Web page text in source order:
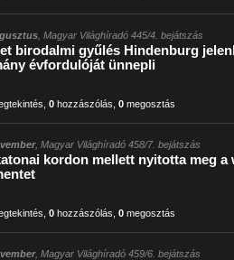
, Magyar Világhíradó 445/4. bejátszás
birodalmi gyűlés Hindenburg
évfordulóját ünnepli
0hozzászólás 0megosztás
, Magyar Világhíradó 458/7. bejátszás
kordon mellett nyitotta meg a
0hozzászólás 0megosztás
, Magyar Világhíradó 459/6. bejátszás